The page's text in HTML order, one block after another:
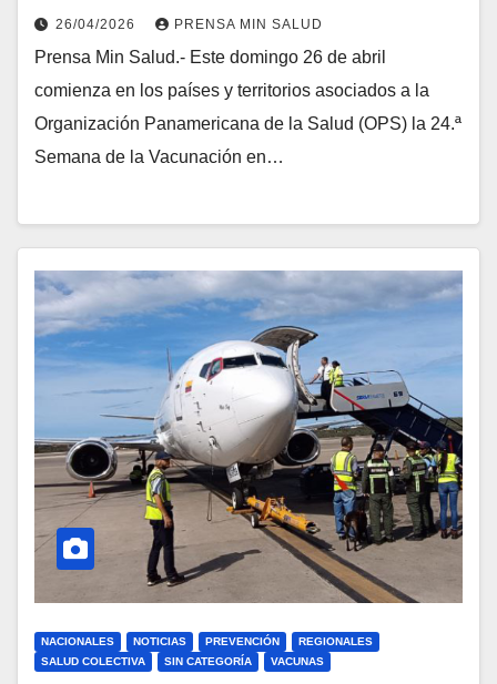
permanente
26/04/2026 PRENSA MIN SALUD
Prensa Min Salud.- Este domingo 26 de abril
comienza en los países y territorios asociados a la
Organización Panamericana de la Salud (OPS) la 24.ª
Semana de la Vacunación en…
NACIONALES NOTICIAS PREVENCIÓN
REGIONALES
SALUD COLECTIVA
SIN CATEGORÍA VACUNAS